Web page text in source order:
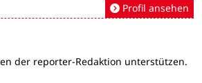
Profil ansehen
der reporter-Redaktion unterstützen.